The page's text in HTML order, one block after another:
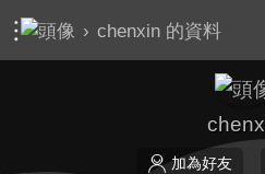
› chenxin 的資料
加為好友